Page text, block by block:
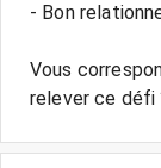
- Bon
Vous